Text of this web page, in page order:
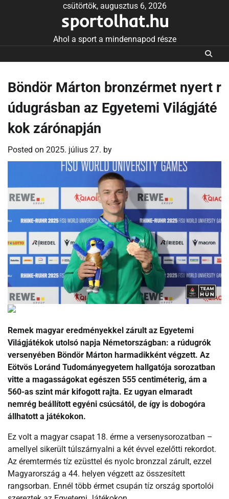
csütörtök, augusztus 6, 2026
sportolhat.hu
Ahol a sport a mindennapod része
Böndör Márton bronzérmet nyert r
údugrásban az Egyetemi Világjáté
kok zárónapján
Posted on 2025. július 27. by
Remek magyar eredményekkel zárult az Egyetemi
Világjátékok utolsó napja Németországban: a rúdugrók
versenyében Böndör Márton harmadikként végzett. Az
Eötvös Loránd Tudományegyetem hallgatója sorozatban
vitte a magasságokat egészen 555 centiméterig, ám a
560-as szint már kifogott rajta. Ez ugyan elmaradt
nemrég beállított egyéni csúcsától, de így is dobogóra
állhatott a játékokon.
Ez volt a magyar csapat 18. érme a versenysorozatban –
amellyel sikerült túlszárnyalni a két évvel ezelőtti rekordot.
Az éremtermés tíz ezüsttel és nyolc bronzzal zárult, ezzel
Magyarország a 44. helyen végzett az összesített
rangsorban. Ennél több érmet csupán tíz ország sportolói